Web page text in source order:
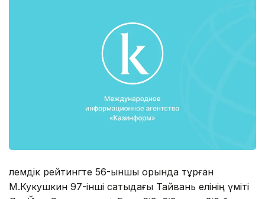
Әлемдік рейтингте 56-ыншы орында тұрған
М.Кукушкин 97-інші сатыдағы Тайвань елінің үміті